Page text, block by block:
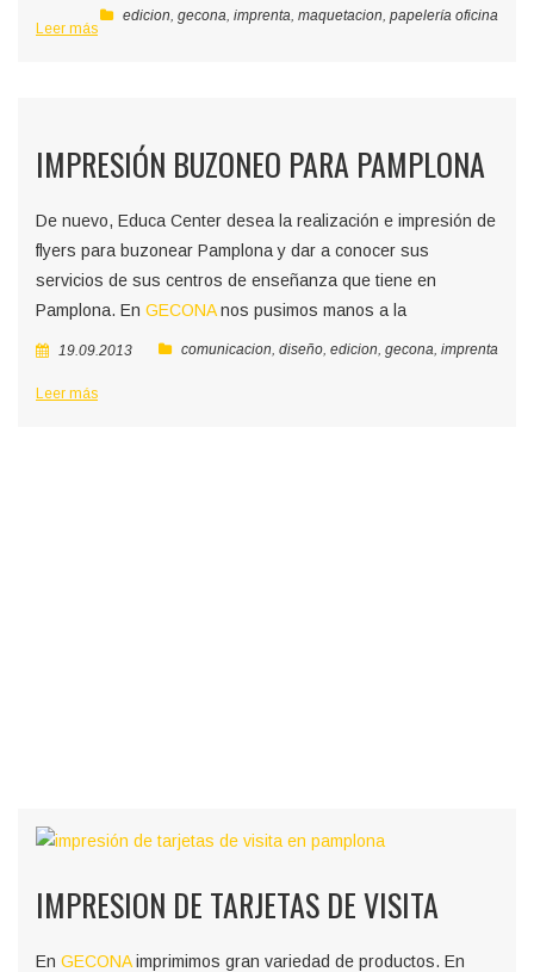
edicion, gecona, imprenta, maquetacion, papelería oficina
Leer más
IMPRESIÓN BUZONEO PARA PAMPLONA
De nuevo, Educa Center desea la realización e impresión de
flyers para buzonear Pamplona y dar a conocer sus
servicios de sus centros de enseñanza que tiene en
Pamplona. En GECONAnos pusimos manos a la
19.09.2013 comunicacion, diseño, edicion, gecona, imprenta
Leer más
IMPRESION DE TARJETAS DE VISITA
En GECONAimprimimos gran variedad de productos. En